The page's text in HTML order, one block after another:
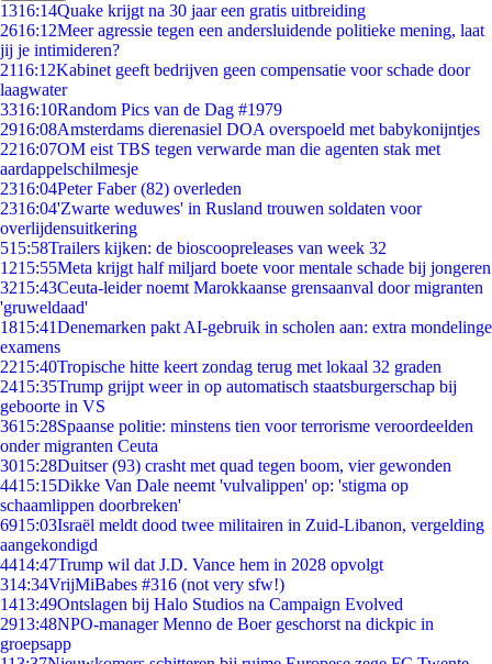
1316:14Quake krijgt na 30 jaar een gratis uitbreiding
2616:12Meer agressie tegen een andersluidende politieke mening, laat
jij je intimideren?
2116:12Kabinet geeft bedrijven geen compensatie voor schade door
laagwater
3316:10Random Pics van de Dag #1979
2916:08Amsterdams dierenasiel DOA overspoeld met babykonijntjes
2216:07OM eist TBS tegen verwarde man die agenten stak met
aardappelschilmesje
2316:04Peter Faber (82) overleden
2316:04'Zwarte weduwes' in Rusland trouwen soldaten voor
overlijdensuitkering
515:58Trailers kijken: de bioscoopreleases van week 32
1215:55Meta krijgt half miljard boete voor mentale schade bij jongeren
3215:43Ceuta-leider noemt Marokkaanse grensaanval door migranten
'gruweldaad'
1815:41Denemarken pakt AI-gebruik in scholen aan: extra mondelinge
examens
2215:40Tropische hitte keert zondag terug met lokaal 32 graden
2415:35Trump grijpt weer in op automatisch staatsburgerschap bij
geboorte in VS
3615:28Spaanse politie: minstens tien voor terrorisme veroordeelden
onder migranten Ceuta
3015:28Duitser (93) crasht met quad tegen boom, vier gewonden
4415:15Dikke Van Dale neemt 'vulvalippen' op: 'stigma op
schaamlippen doorbreken'
6915:03Israël meldt dood twee militairen in Zuid-Libanon, vergelding
aangekondigd
4414:47Trump wil dat J.D. Vance hem in 2028 opvolgt
314:34VrijMiBabes #316 (not very sfw!)
1413:49Ontslagen bij Halo Studios na Campaign Evolved
2913:48NPO-manager Menno de Boer geschorst na dickpic in
groepsapp